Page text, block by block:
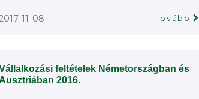
11-08 Tovább
feltételek Németországban és
Ausztriában 2016.